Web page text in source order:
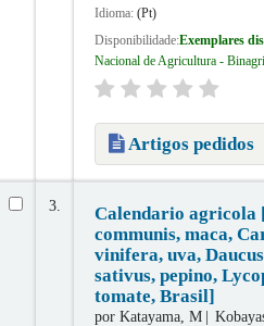
Idioma: (Pt)
Disponibilidade:Exemplares
Nacional de Agricultura -
Artigos pedidos
3.
Calendario agricola
communis, maca,
vinifera, uva,
sativus, pepino,
tomate, Brasil]
por Katayama, M